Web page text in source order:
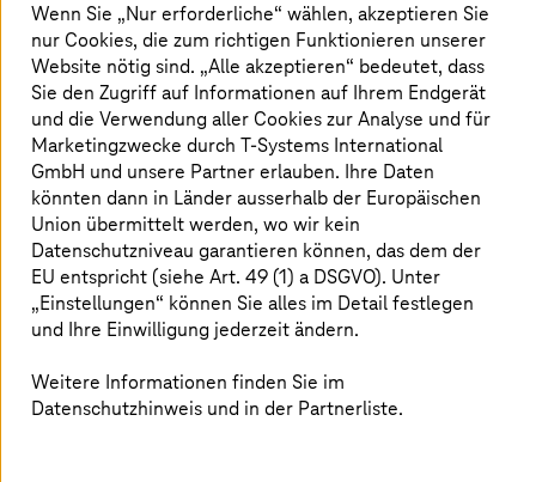
Akamai Secure Cloud Service
So ebnen Akamai undT-SystemsIhnen den
Mehr erfahren
Wenn Sie „Nur erforderliche“ wählen, akzeptieren Sie
nur Cookies, die zum richtigen Funktionieren unserer
Website nötig sind. „Alle akzeptieren“ bedeutet, dass
Sie den Zugriff auf Informationen auf Ihrem Endgerät
und die Verwendung aller Cookies zur Analyse und für
Marketingzwecke durchT-Systems International
GmbH und unsere Partner erlauben. Ihre Daten
könnten dann in Länder ausserhalb der Europäischen
Union übermittelt werden, wo wir kein
Datenschutzniveau garantieren können, das dem der
EU entspricht (siehe Art. 49 (1) a DSGVO). Unter
„Einstellungen“ können Sie alles im Detail festlegen
und Ihre Einwilligung jederzeit ändern.
Weitere Informationen finden Sie im
Datenschutzhinweis und in der Partnerliste.